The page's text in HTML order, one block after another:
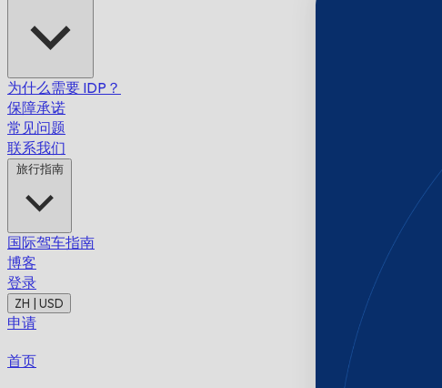
为什么需要 IDP？
保障承诺
常见问题
联系我们
旅行指南
国际驾车指南
博客
登录
ZH | USD
申请
首页